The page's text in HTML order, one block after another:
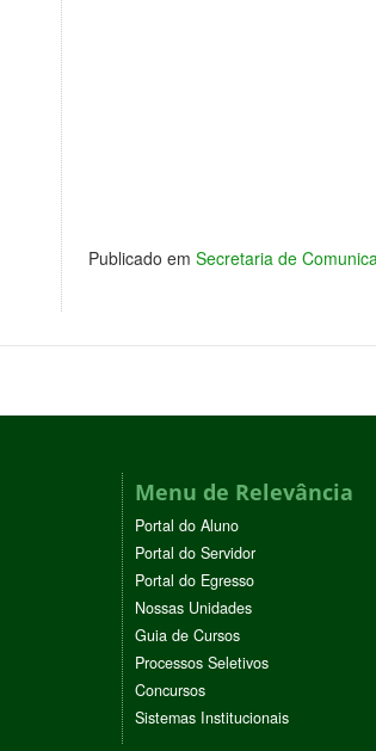
Publicado emSecretaria de
Menu de Relevância
Portal do Aluno
Portal do Servidor
Portal do Egresso
Nossas Unidades
Guia de Cursos
Processos Seletivos
Concursos
Sistemas Institucionais